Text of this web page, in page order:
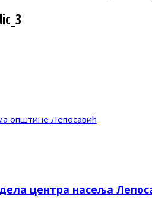
општине Лепосавић
центра насеља